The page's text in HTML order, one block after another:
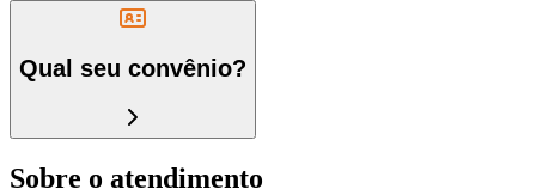
Qual seu convênio?
Sobre o atendimento